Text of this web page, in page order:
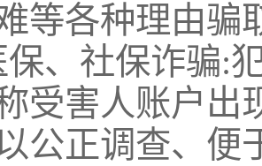
等各种理由骗
保、社保诈骗:
受害人账户出
公正调查、便